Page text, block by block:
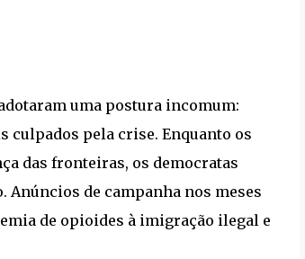
uma postura incomum:
culpados pela crise. Enquanto os
das fronteiras, os democratas
de campanha nos meses
de opioides à imigração ilegal e